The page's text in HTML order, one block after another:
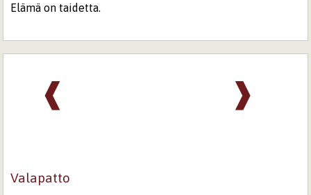
Elämä on taidetta.
❱
❰
Valapatto